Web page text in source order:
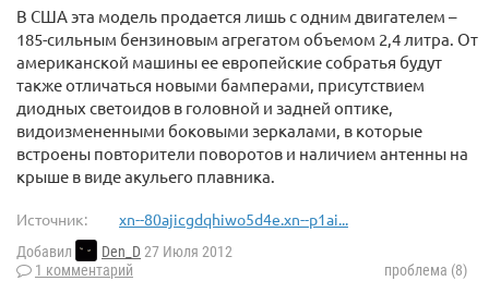
В США эта модель продается лишь с одним двигателем –
185-сильным бензиновым агрегатом объемом 2,4 литра. От
американской машины ее европейские собратья будут
также отличаться новыми бамперами, присутствием
диодных светоидов в головной и задней оптике,
видоизмененными боковыми зеркалами, в которые
встроены повторители поворотов и наличием антенны на
крыше в виде акульего плавника.
Источник: xn--80ajicgdqhiwo5d4e.xn--p1ai...
Добавил Den_D 27 Июля 2012
1 комментарий
проблема (8)